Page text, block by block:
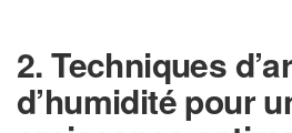
2. Techniques
d’humidité pour